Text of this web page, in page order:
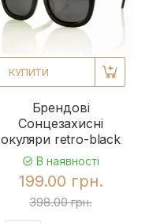
КУПИТИ
Брендові
Сонцезахисні
окуляри retro-black
В наявності
199.00 грн.
398.00 грн.